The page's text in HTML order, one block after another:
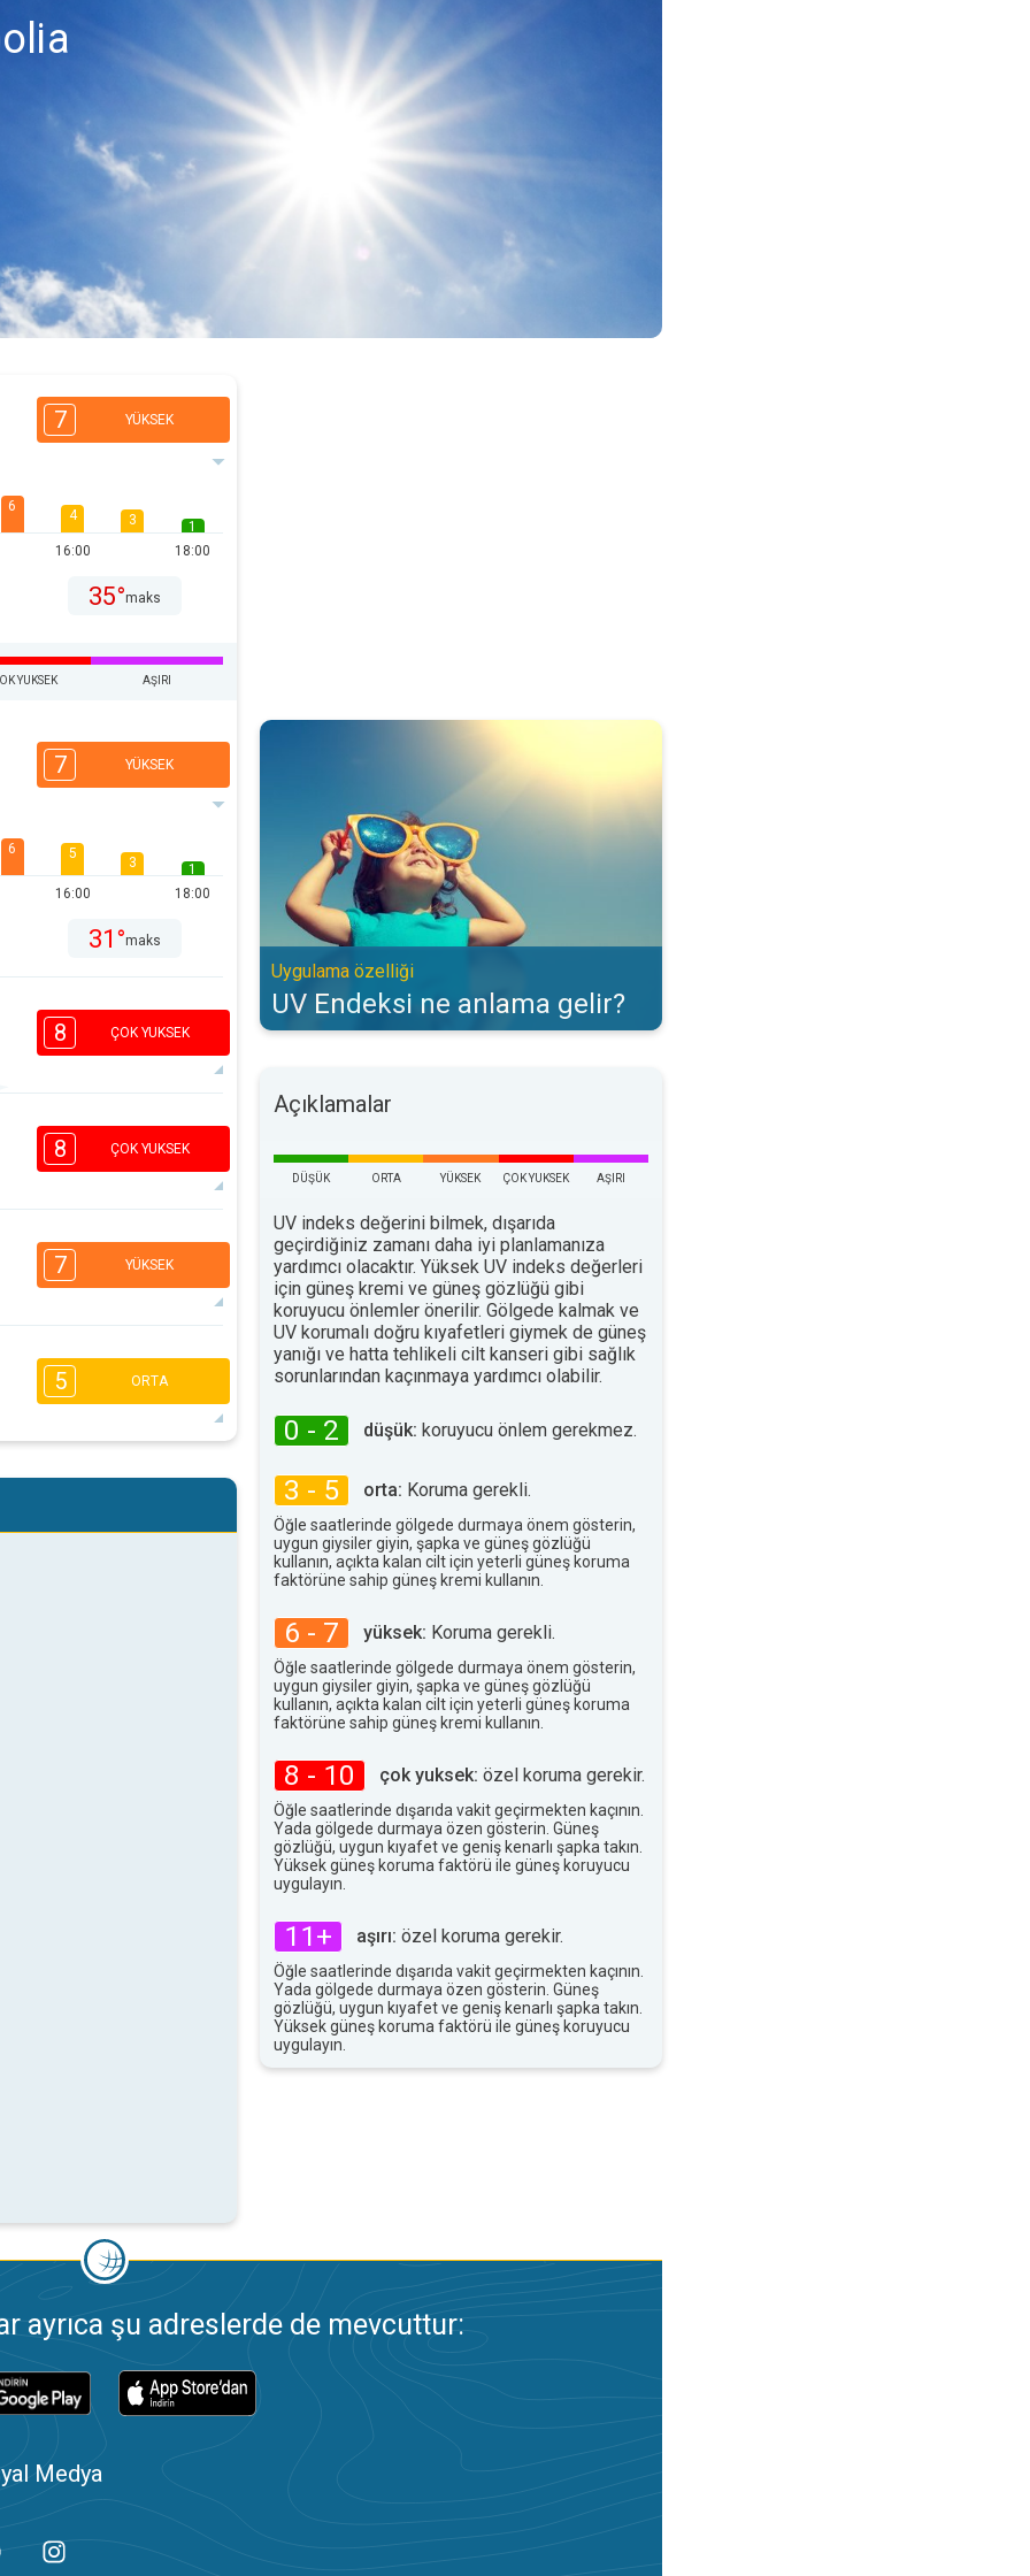
7 YÜKSEK
6
4
16:00
3
1
18:00
35°maks
YUKSEK AŞIRI
7 YÜKSEK
6 5
16:00
3
1
18:00
31°maks
8 ÇOK YUKSEK
5
16:00
1
32°maks
8 ÇOK YUKSEK
5
16:00
34°maks
7 YÜKSEK
4
16:00
36°maks
5 ORTA
2
1
UV Endeksi ne anlama gelir?. Uygulama özelliği. . .
Uygulama özelliği
UV Endeksi ne anlama gelir?
Açıklamalar
DÜŞÜK ORTA YÜKSEK ÇOK YUKSEK AŞIRI
UV indeks değerini bilmek, dışarıda
geçirdiğiniz zamanı daha iyi planlamanıza
yardımcı olacaktır. Yüksek UV indeks değerleri
için güneş kremi ve güneş gözlüğü gibi
koruyucu önlemler önerilir. Gölgede kalmak ve
UV korumalı doğru kıyafetleri giymek de güneş
yanığı ve hatta tehlikeli cilt kanseri gibi sağlık
sorunlarından kaçınmaya yardımcı olabilir.
0 - 2 düşük: koruyucu önlem gerekmez.
3 - 5 orta: Koruma gerekli.
Öğle saatlerinde gölgede durmaya önem gösterin,
uygun giysiler giyin, şapka ve güneş gözlüğü
kullanın, açıkta kalan cilt için yeterli güneş koruma
faktörüne sahip güneş kremi kullanın.
6 - 7 yüksek: Koruma gerekli.
Öğle saatlerinde gölgede durmaya önem gösterin,
uygun giysiler giyin, şapka ve güneş gözlüğü
kullanın, açıkta kalan cilt için yeterli güneş koruma
faktörüne sahip güneş kremi kullanın.
8 - 10 çok yuksek: özel koruma gerekir.
Öğle saatlerinde dışarıda vakit geçirmekten kaçının.
Yada gölgede durmaya özen gösterin. Güneş
gözlüğü, uygun kıyafet ve geniş kenarlı şapka takın.
Yüksek güneş koruma faktörü ile güneş koruyucu
uygulayın.
11+ aşırı: özel koruma gerekir.
Öğle saatlerinde dışarıda vakit geçirmekten kaçının.
Yada gölgede durmaya özen gösterin. Güneş
gözlüğü, uygun kıyafet ve geniş kenarlı şapka takın.
Yüksek güneş koruma faktörü ile güneş koruyucu
uygulayın.
ayrıca şu adreslerde de mevcuttur:
Medya